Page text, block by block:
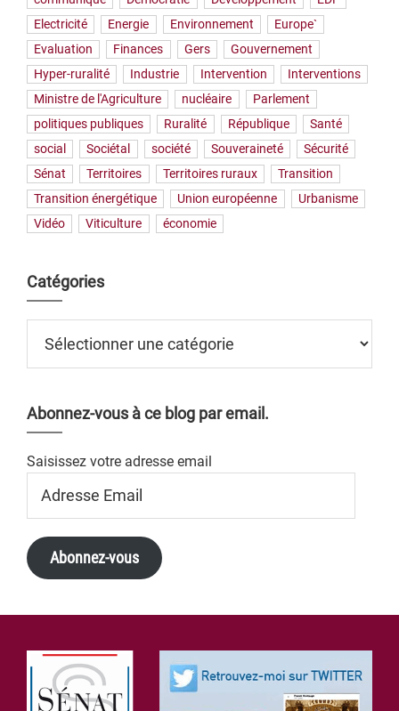
Electricité
Energie Environnement
Europe`
Evaluation
Finances Gers
Gouvernement
Hyper-ruralité
Industrie Intervention
Interventions
Ministre de l'Agriculture
nucléaire
Parlement
politiques publiques
Ruralité République
Santé
social
Sociétal société Souveraineté
Sécurité
Sénat
Territoires Territoires ruraux
Transition
Transition énergétique
Union européenne
Urbanisme
Vidéo
Viticulture économie
Catégories
Abonnez-vous à ce blog par email.
Saisissez votre adresse email
Email
Abonnez-vous
Footer